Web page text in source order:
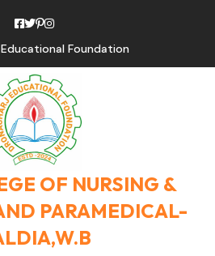
Foundation
OF NURSING &
PARAMEDICAL-